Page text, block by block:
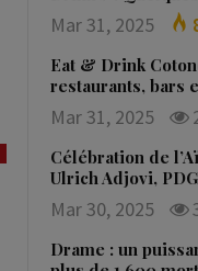
Mar 31, 2025
Eat & Drink
restaurants, bars
Mar 31, 2025
Célébration de
Ulrich Adjovi,
Mar 30, 2025
Drame : un